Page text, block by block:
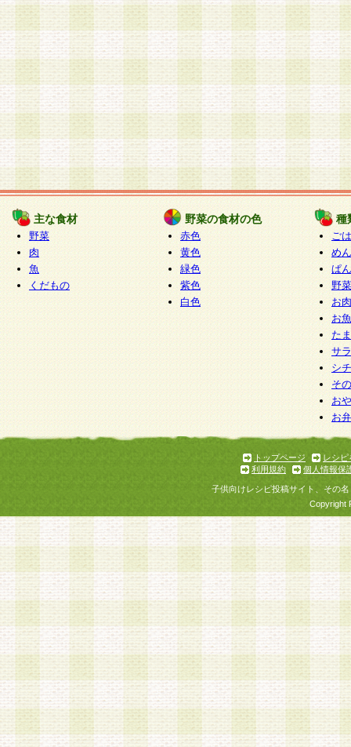
主な食材
野菜
肉
魚
くだもの
野菜の食材の色
赤色
黄色
緑色
紫色
白色
種
ご
めん
ぱん
野
お
お
た
サ
シ
そ
お
お
トップページ
レシピ
利用規約
個人情報保
子供向けレシピ投稿サイト、その
Copyright